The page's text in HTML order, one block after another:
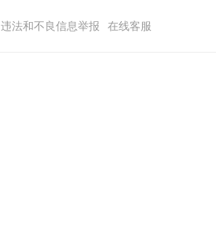
违法和不良信息举报 在线客服